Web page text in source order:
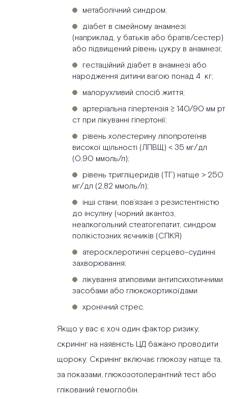
метаболічний синдром;
діабет в сімейному анамнезі
(наприклад, у батьків або братів/сестер)
або підвищений рівень цукру в анамнезі;
гестаційний діабет в анамнезі або
народження дитини вагою понад 4 кг;
малорухливий спосіб життя;
артеріальна гіпертензія ≥ 140/90 мм рт
ст при лікуванні гіпертонії;
рівень холестерину ліпопротеїнів
високої щільності (ЛПВЩ) < 35 мг/дл
(0,90 ммоль/л);
рівень тригліцеридів (ТГ) натще > 250
мг/дл (2,82 ммоль/л);
інші стани, пов’язані з резистентністю
до інсуліну (чорний акантоз,
неалкогольний стеатогепатит, синдром
полікістозних яєчників (СПКЯ)
атеросклеротичні серцево-судинні
захворювання;
лікування атиповими антипсихотичними
засобами або глюкокортикоїдами
хронічний стрес.
Якщо у вас є хоч один фактор ризику,
скринінг на наявність ЦД бажано проводити
щороку. Скринінг включає глюкозу натще та,
за показами, глюкозотолерантний тест або
глікований гемоглобін.